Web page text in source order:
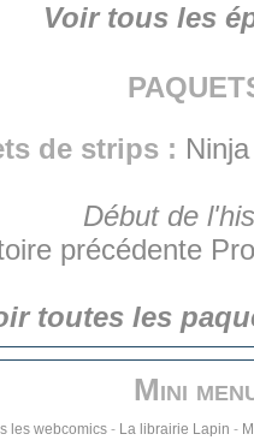
Voir tous les
de strips :
Début de
précédente
toutes les
Mini
les webcomics- La librairie Lapin -